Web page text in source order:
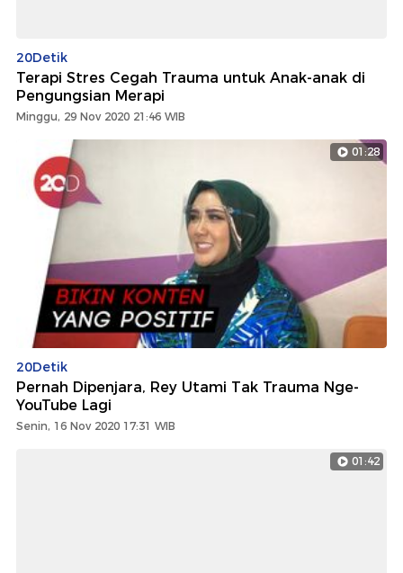
20Detik
Terapi Stres Cegah Trauma untuk Anak-anak di
Pengungsian Merapi
Minggu, 29 Nov 2020 21:46 WIB
01:28
20Detik
Pernah Dipenjara, Rey Utami Tak Trauma Nge-
YouTube Lagi
Senin, 16 Nov 2020 17:31 WIB
01:42